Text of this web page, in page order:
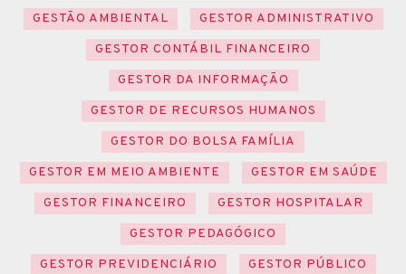
GESTÃO AMBIENTAL
GESTOR ADMINISTRATIVO
GESTOR CONTÁBIL FINANCEIRO
GESTOR DA INFORMAÇÃO
GESTOR DE RECURSOS HUMANOS
GESTOR DO BOLSA FAMÍLIA
GESTOR EM MEIO AMBIENTE
GESTOR EM SAÚDE
GESTOR FINANCEIRO
GESTOR HOSPITALAR
GESTOR PEDAGÓGICO
GESTOR PREVIDENCIÁRIO
GESTOR PÚBLICO